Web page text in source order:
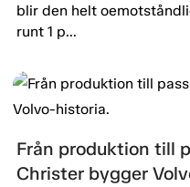
blir den helt
runt 1 p...
Från produktion till
Christer bygger